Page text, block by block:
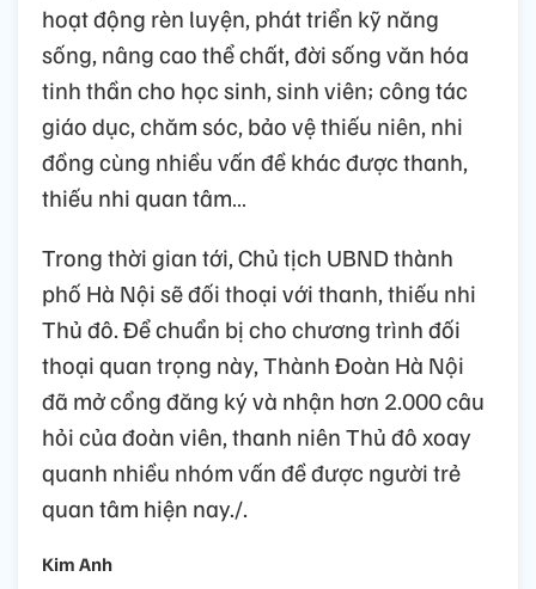
hoạt động rèn luyện, phát triển kỹ năng
sống, nâng cao thể chất, đời sống văn hóa
tinh thần cho học sinh, sinh viên; công tác
giáo dục, chăm sóc, bảo vệ thiếu niên, nhi
đồng cùng nhiều vấn đề khác được thanh,
thiếu nhi quan tâm…
Trong thời gian tới, Chủ tịch UBND thành
phố Hà Nội sẽ đối thoại với thanh, thiếu nhi
Thủ đô. Để chuẩn bị cho chương trình đối
thoại quan trọng này, Thành Đoàn Hà Nội
đã mở cổng đăng ký và nhận hơn 2.000 câu
hỏi của đoàn viên, thanh niên Thủ đô xoay
quanh nhiều nhóm vấn đề được người trẻ
quan tâm hiện nay./.
Kim Anh